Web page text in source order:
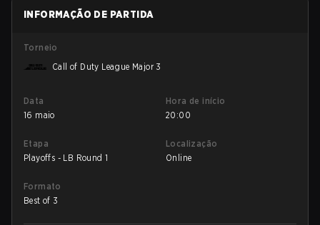
INFORMAÇÃO DE PARTIDA
Torneio
Call of Duty League Major 3
Data
16 maio
Hora de início
20:00
Etapa
Playoffs - LB Round 1
Localização
Online
Formato
Best of 3